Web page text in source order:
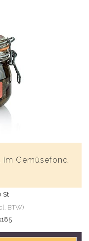
im Gemüsefond,
St
BTW)